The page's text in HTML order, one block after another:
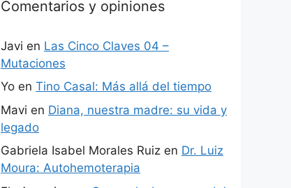
Comentarios y opiniones
Javi en Las Cinco Claves 04 –
Mutaciones
Yo en Tino Casal: Más allá del tiempo
Mavi en Diana, nuestra madre: su vida y
legado
Gabriela Isabel Morales Ruiz en Dr. Luiz
Moura: Autohemoterapia